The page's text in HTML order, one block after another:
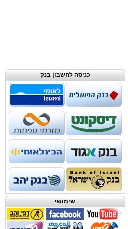
כניסה לחשבון בנק
שימושי